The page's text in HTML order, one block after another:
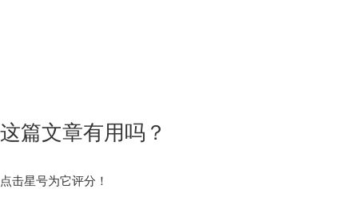
这篇文章有用吗？
点击星号为它评分！